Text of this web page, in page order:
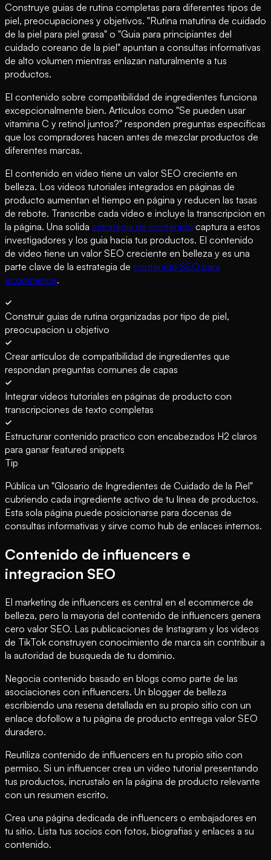
Construye guias de rutina completas para diferentes tipos de
piel, preocupaciones y objetivos. "Rutina matutina de cuidado
de la piel para piel grasa" o "Guia para principiantes del
cuidado coreano de la piel" apuntan a consultas informativas
de alto volumen mientras enlazan naturalmente a tus
productos.
El contenido sobre compatibilidad de ingredientes funciona
excepcionalmente bien. Artículos como "Se pueden usar
vitamina C y retinol juntos?" responden preguntas especificas
que los compradores hacen antes de mezclar productos de
diferentes marcas.
El contenido en video tiene un valor SEO creciente en
belleza. Los videos tutoriales integrados en páginas de
producto aumentan el tiempo en página y reducen las tasas
de rebote. Transcribe cada video e incluye la transcripcion en
la página. Una solida estrategia de contenido captura a estos
investigadores y los guia hacia tus productos. El contenido
de video tiene un valor SEO creciente en belleza y es una
parte clave de la estrategia de contenido SEO para
ecommerce.
Construir guias de rutina organizadas por tipo de piel,
preocupacion u objetivo
Crear artículos de compatibilidad de ingredientes que
respondan preguntas comunes de capas
Integrar videos tutoriales en páginas de producto con
transcripciones de texto completas
Estructurar contenido practico con encabezados H2 claros
para ganar featured snippets
Tip
Pública un "Glosario de Ingredientes de Cuidado de la Piel"
cubriendo cada ingrediente activo de tu línea de productos.
Esta sola página puede posicionarse para docenas de
consultas informativas y sirve como hub de enlaces internos.
Contenido de influencers e
integracion SEO
El marketing de influencers es central en el ecommerce de
belleza, pero la mayoria del contenido de influencers genera
cero valor SEO. Las publicaciones de Instagram y los videos
de TikTok construyen conocimiento de marca sin contribuir a
la autoridad de busqueda de tu dominio.
Negocia contenido basado en blogs como parte de las
asociaciones con influencers. Un blogger de belleza
escribiendo una resena detallada en su propio sitio con un
enlace dofollow a tu página de producto entrega valor SEO
duradero.
Reutiliza contenido de influencers en tu propio sitio con
permiso. Si un influencer crea un video tutorial presentando
tus productos, incrustalo en la página de producto relevante
con un resumen escrito.
Crea una página dedicada de influencers o embajadores en
tu sitio. Lista tus socios con fotos, biografias y enlaces a su
contenido.